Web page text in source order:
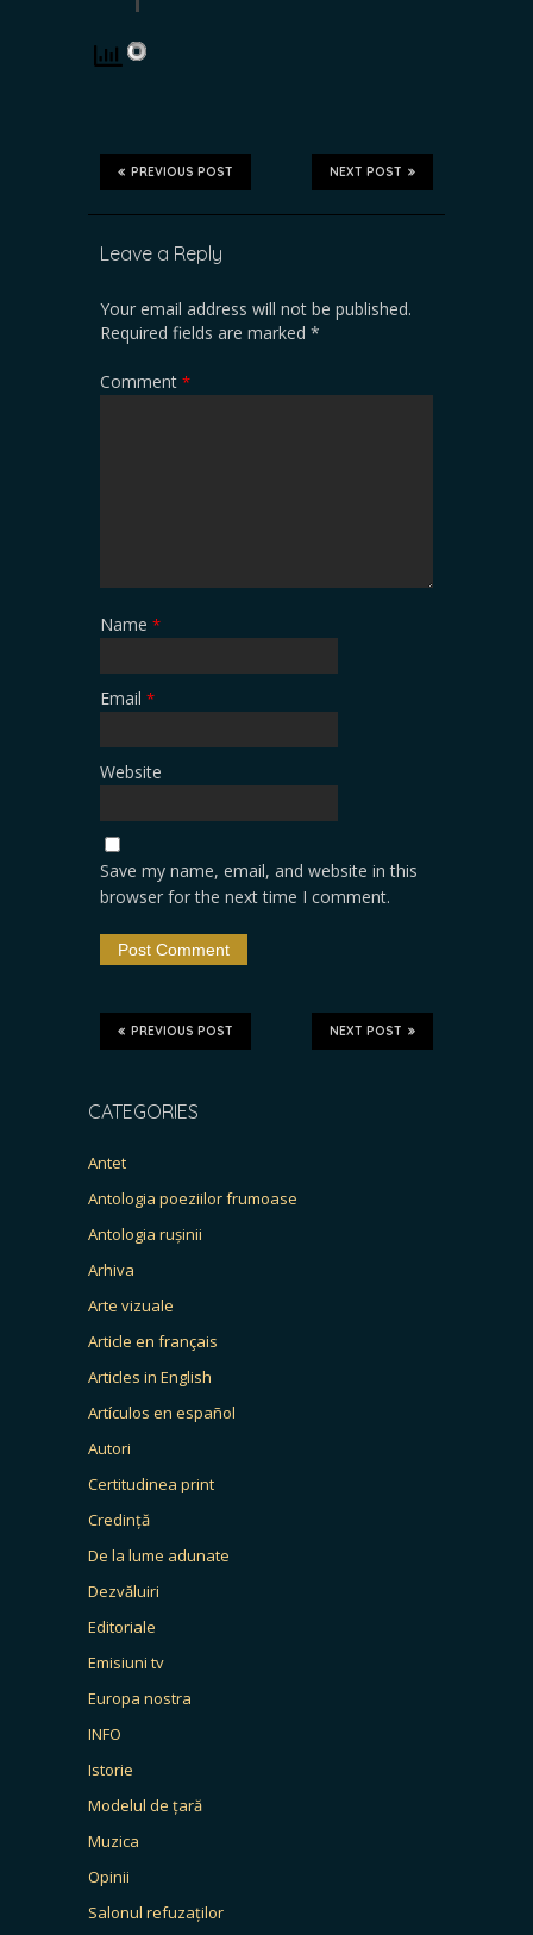
NEXT POST
PREVIOUS POST
Leave a Reply
Your email address will not be published.
Required fields are marked *
Comment *
Name *
Email *
Website
Save my name, email, and website in this
browser for the next time I comment.
NEXT POST
PREVIOUS POST
CATEGORIES
Antet
Antologia poeziilor frumoase
Antologia rușinii
Arhiva
Arte vizuale
Article en français
Articles in English
Artículos en español
Autori
Certitudinea print
Credință
De la lume adunate
Dezvăluiri
Editoriale
Emisiuni tv
Europa nostra
INFO
Istorie
Modelul de țară
Muzica
Opinii
Salonul refuzaților